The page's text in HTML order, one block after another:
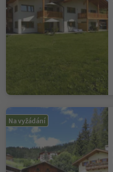
Na vyžádání